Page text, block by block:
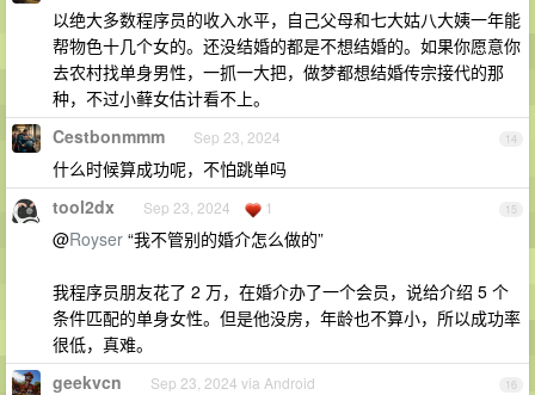
以绝大多数程序员的收入水平，自己父母和七大姑八大姨一年能
帮物色十几个女的。还没结婚的都是不想结婚的。如果你愿意你
去农村找单身男性，一抓一大把，做梦都想结婚传宗接代的那
种，不过小藓女估计看不上。
14
Cestbonmmm Sep 23, 2024
什么时候算成功呢，不怕跳单吗
15
tool2dx Sep 23, 2024 1
@Royser “我不管别的婚介怎么做的”
我程序员朋友花了 2 万，在婚介办了一个会员，说给介绍 5 个
条件匹配的单身女性。但是他没房，年龄也不算小，所以成功率
很低，真难。
16
geekvcn Sep 23, 2024 via Android